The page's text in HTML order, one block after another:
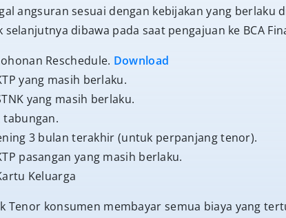
angsuran sesuai dengan kebijakan yang berlaku
dibawa pada saat pengajuan ke BCA
Reschedule. Download
yang masih berlaku.
yang masih berlaku.
tabungan.
3 bulan terakhir (untuk perpanjang tenor).
pasangan yang masih berlaku.
Keluarga
Tenor konsumen membayar semua biaya yang